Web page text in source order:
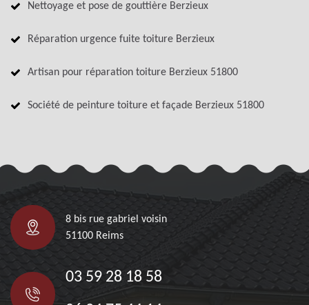
Nettoyage et pose de gouttière Berzieux
Réparation urgence fuite toiture Berzieux
Artisan pour réparation toiture Berzieux 51800
Société de peinture toiture et façade Berzieux 51800
8 bis rue gabriel voisin
51100 Reims
03 59 28 18 58